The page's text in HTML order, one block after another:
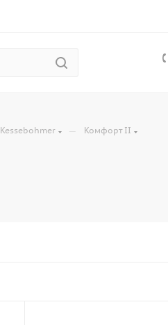
Kessebohmer — Комфорт II